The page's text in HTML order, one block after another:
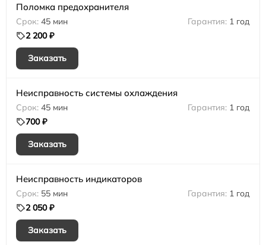
Поломка предохранителя
45 мин
1 год
2 200 ₽
Заказать
Неисправность системы охлаждения
45 мин
1 год
700 ₽
Заказать
Неисправность индикаторов
55 мин
1 год
2 050 ₽
Заказать